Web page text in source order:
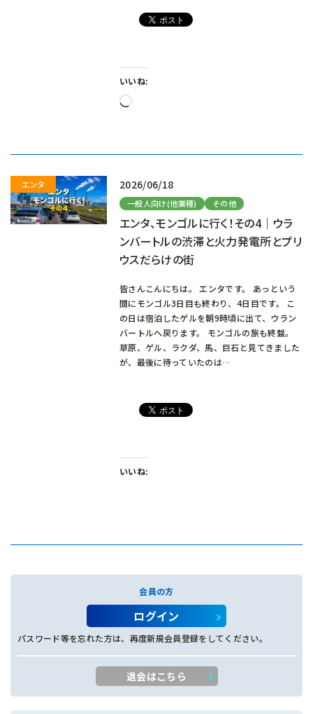
いいね:
読
2026/06/18
一般人向け(他業種) その他
エンタ、モンゴルに行く！その4｜ウラ
ンバートルの渋滞と火力発電所とプリ
ウスだらけの街
皆さんこんにちは。 エンタです。 あっという
間にモンゴル3日目も終わり、4日目です。 こ
の日は宿泊したゲルを朝9時頃に出て、ウラン
バートルへ戻ります。 モンゴルの旅も終盤。
草原、ゲル、ラクダ、馬、巨石と見てきました
が、最後に待っていたのは…
いいね:
会員の方
ログイン
パスワード等を忘れた方は、再度新規会員登録をしてください。
退会はこちら